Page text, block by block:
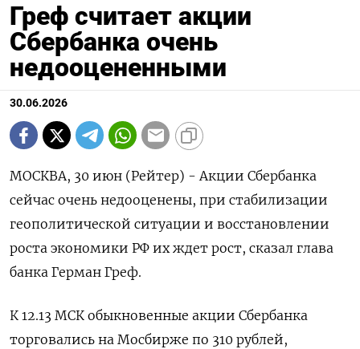
Греф считает акции
Сбербанка очень
недооцененными
30.06.2026
МОСКВА, 30 июн (Рейтер) - Акции Сбербанка
сейчас очень недооценены, при стабилизации
геополитической ситуации и восстановлении
роста экономики ‌РФ их ждет рост, сказал глава
банка Герман Греф.
К 12.13 МСК обыкновенные акции Сбербанка ​
торговались на Мосбирже по ​310 ​рублей,